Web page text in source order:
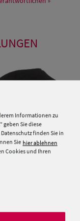
Informationen zu
geben Sie diese
finden Sie in
Sie hier ablehnen
Cookies und Ihren